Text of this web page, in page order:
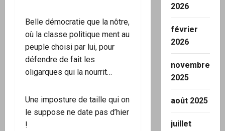
Belle démocratie que la nôtre,
où la classe politique ment au
peuple choisi par lui, pour
défendre de fait les
oligarques qui la nourrit…
Une imposture de taille qui on
le suppose ne date pas d’hier
!
2026
février
2026
novembre
2025
août 2025
juillet